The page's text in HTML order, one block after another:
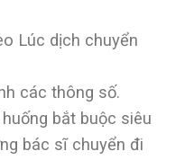
Lúc dịch chuyển
các thông số.
bắt buộc siêu
bác sĩ chuyển đi